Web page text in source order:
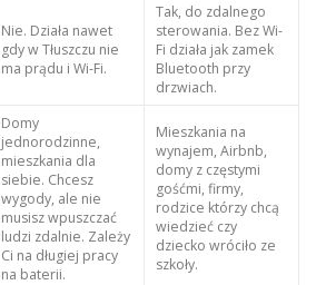
Nie. Działa nawet
gdy w Tłuszczu nie
ma prądu i Wi-Fi.
Tak, do zdalnego
sterowania. Bez Wi-
Fi działa jak zamek
Bluetooth przy
drzwiach.
Domy
jednorodzinne,
mieszkania dla
siebie. Chcesz
wygody, ale nie
musisz wpuszczać
ludzi zdalnie. Zależy
Ci na długiej pracy
na baterii.
Mieszkania na
wynajem, Airbnb,
domy z częstymi
gośćmi, firmy,
rodzice którzy chcą
wiedzieć czy
dziecko wróciło ze
szkoły.